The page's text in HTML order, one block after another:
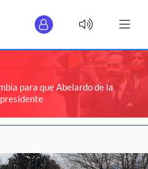
para que Abelardo de la